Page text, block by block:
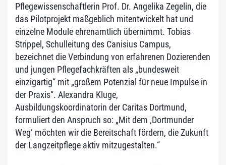
Pflegewissenschaftlerin Prof. Dr. Angelika Zegelin, die
das Pilotprojekt maßgeblich mitentwickelt hat und
einzelne Module ehrenamtlich übernimmt. Tobias
Strippel, Schulleitung des Canisius Campus,
bezeichnet die Verbindung von erfahrenen Dozierenden
und jungen Pflegefachkräften als „bundesweit
einzigartig“ mit „großem Potenzial für neue Impulse in
der Praxis“. Alexandra Kluge,
Ausbildungskoordinatorin der Caritas Dortmund,
formuliert den Anspruch so: „Mit dem ‚Dortmunder
Weg‘ möchten wir die Bereitschaft fördern, die Zukunft
der Langzeitpflege aktiv mitzugestalten.“